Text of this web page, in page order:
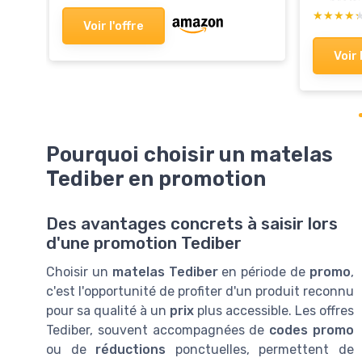
Voir l'offre
★★★★★
★★★★★
Voir
Pourquoi choisir un matelas
Tediber en promotion
Des avantages concrets à saisir lors
d'une promotion Tediber
Choisir un matelas Tediberen période de promo,
c'est l'opportunité de profiter d'un produit reconnu
pour sa qualité à un prix plus accessible. Les offres
Tediber, souvent accompagnées de codes promo
ou de réductions ponctuelles, permettent de